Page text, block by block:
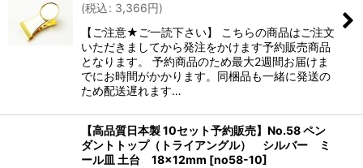
(税込: 3,366円)
【ご注意★ご一読下さい】 こちらの商品はご注文
いただきましてから発注をかけます予約販売商品
となります。 予約商品のため最大2週間お届けま
でにお時間がかかります。同梱品も一緒に発送の
ため配送遅れます…
【高品質日本製 10セット予約販売】No.58 ペン
ダントトップ（トライアングル） シルバー ミ
ール皿 土台 18×12mm [no58-10]